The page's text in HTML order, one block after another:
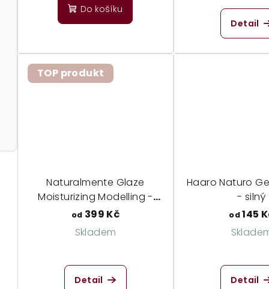
Do košíku
Detail
TOP produkt
Naturalmente Glaze
Moisturizing Modelling -
glazura pro lesk a zvlnění
vlasů
od 399 Kč
Skladem
hodnocení
produktu
Detail
Haaro Naturo
- silný
od145
Detail